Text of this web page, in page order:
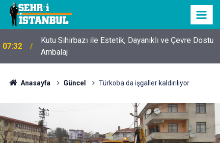
07:32
Kutu Sihirbazı ile Estetik, Dayanıklı ve Çevre Dostu
Ambalaj
Anasayfa Güncel Türkoba da işgaller kaldırılıyor